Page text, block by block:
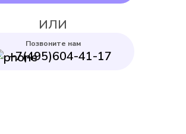
ИЛИ
Позвоните нам
+7(495)604-41-17